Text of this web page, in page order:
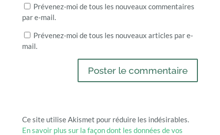
Prévenez-moi de tous les nouveaux commentaires
par e-mail.
Prévenez-moi de tous les nouveaux articles par e-
mail.
Ce site utilise Akismet pour réduire les indésirables.
En savoir plus sur la façon dont les données de vos